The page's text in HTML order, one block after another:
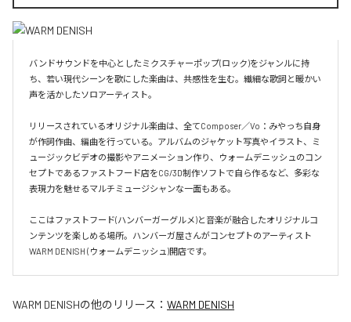
バンドサウンドを中心としたミクスチャーポップ(ロック)をジャンルに持
ち、若い現代シーンを歌にした楽曲は、共感性を生む。繊細な歌詞と暖かい
声を活かしたソロアーティスト。
リリースされているオリジナル楽曲は、全てComposer／Vo：みやっち自身
が作詞作曲、編曲を行っている。アルバムのジャケット写真やイラスト、ミ
ュージックビデオの撮影やアニメーション作り、ウォームデニッシュのコン
セプトであるファストフード店をCG/3D制作ソフトで自ら作るなど、多彩な
表現力を魅せるマルチミュージシャンな一面もある。
ここはファストフード(ハンバーガーグルメ)と音楽が融合したオリジナルコ
ンテンツを楽しめる場所。ハンバーガ屋さんがコンセプトのアーティスト
WARM DENISH (ウォームデニッシュ)開店です。
WARM DENISHの他のリリース： WARM DENISH